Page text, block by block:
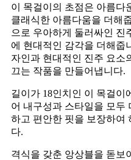
이 목걸이의 초점은 아름다
클래식한 아름다움을 더해
으로 우아하게 둘러싸인 진
에 현대적인 감각을 더해줍
자인과 현대적인 진주 요소
끄는 작품을 만들어냅니다.
길이가 18인치인 이 목걸이
어 내구성과 스타일을 모두
하고 편안한 핏을 보장하여
다.
격식을 갖춘 앙상블을 돋보